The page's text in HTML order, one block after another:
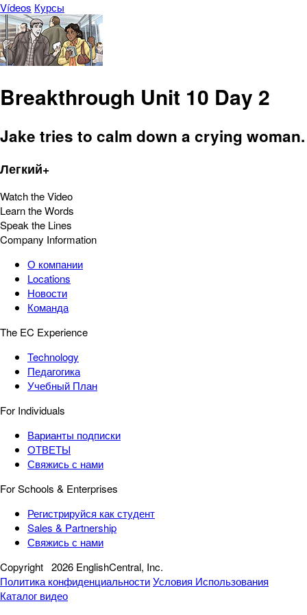
Vídeos Курсы
Breakthrough Unit 10 Day 2
Jake tries to calm down a crying woman.
Легкий+
Watch the Video
Learn the Words
Speak the Lines
Company Information
О компании
Locations
Новости
Команда
The EC Experience
Technology
Педагогика
Учебный План
For Individuals
Варианты подписки
ОТВЕТЫ
Свяжись с нами
For Schools & Enterprises
Регистрируйся как студент
Sales & Partnership
Свяжись с нами
Copyright 2026 EnglishCentral, Inc.
Политика конфиденциальностиУсловия Использования
Каталог видео